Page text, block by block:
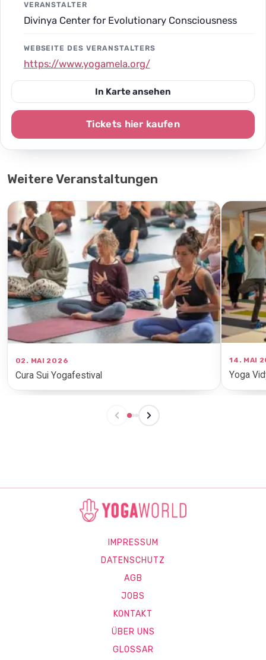
VERANSTALTER
Divinya Center for Evolutionary Consciousness
WEBSEITE DES VERANSTALTERS
https://www.yogamela.org/
In Karte ansehen
Tickets hier kaufen
Weitere Veranstaltungen
02. MAI 2026
Cura Sui Yogafestival
14. MAI
Yoga
IMPRESSUM
DATENSCHUTZ
AGB
JOBS
KONTAKT
ÜBER UNS
GLOSSAR